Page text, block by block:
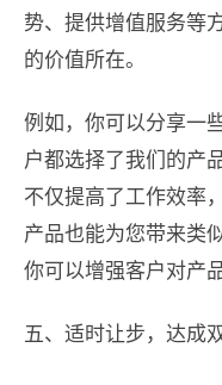
势、提供增值服务等
的价值所在。
例如，你可以分享一
户都选择了我们的产
不仅提高了工作效率
产品也能为您带来类
你可以增强客户对产
五、适时让步，达成